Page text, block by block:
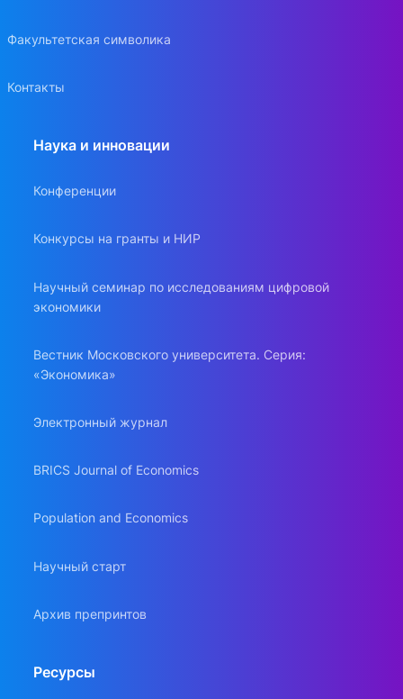
Факультетская символика
Контакты
Наука и инновации
Конференции
Конкурсы на гранты и НИР
Научный семинар по исследованиям цифровой
экономики
Вестник Московского университета. Серия:
«Экономика»
Электронный журнал
BRICS Journal of Economics
Population and Economics
Научный старт
Архив препринтов
Ресурсы